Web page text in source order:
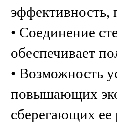
эффективность,
• Соединение
обеспечивает
• Возможность
повышающих
сберегающих ее